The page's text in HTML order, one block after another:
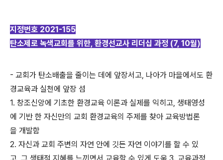
지정번호 2021-155
탄소제로 녹색교회를 위한, 환경선교사 리더십 과정 (7, 10월)
- 교회가 탄소배출을 줄이는 데에 앞장서고, 나아가 마을에서도 환
경교육과 실천에 앞장 섬
1. 창조신앙에 기초한 환경교육 이론과 실제를 익히고, 생태영성
에 기반 한 자신만의 교회 환경교육의 주제를 찾아 교육방법론
을 개발함
2. 자신과 교회 주변의 자연 안에 깃든 자연 이야기를 할 수 있